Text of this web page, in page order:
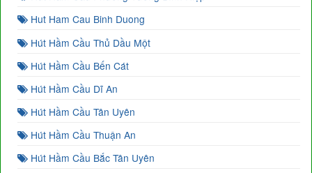
Hut Ham Cau Binh Duong
Hút Hầm Cầu Thủ Dầu Một
Hút Hầm Cầu Bến Cát
Hút Hầm Cầu Dĩ An
Hút Hầm Cầu Tân Uyên
Hút Hầm Cầu Thuận An
Hút Hầm Cầu Bắc Tân Uyên